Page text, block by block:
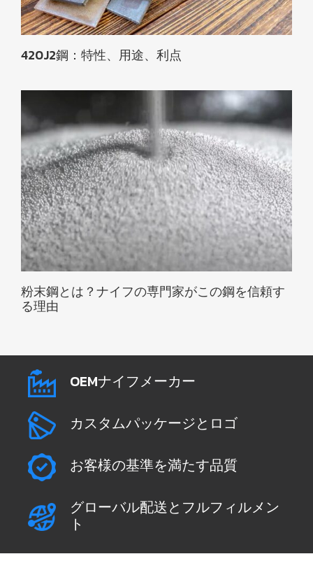
420J2鋼：特性、用途、利点
粉末鋼とは？ナイフの専門家がこの鋼を信頼す
る理由
OEMナイフメーカー
カスタムパッケージとロゴ
お客様の基準を満たす品質
グローバル配送とフルフィルメン
ト